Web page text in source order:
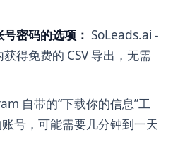
密码的选项： SoLeads.ai -
得免费的 CSV 导出，无需
自带的“下载你的信息”工
号，可能需要几分钟到一天